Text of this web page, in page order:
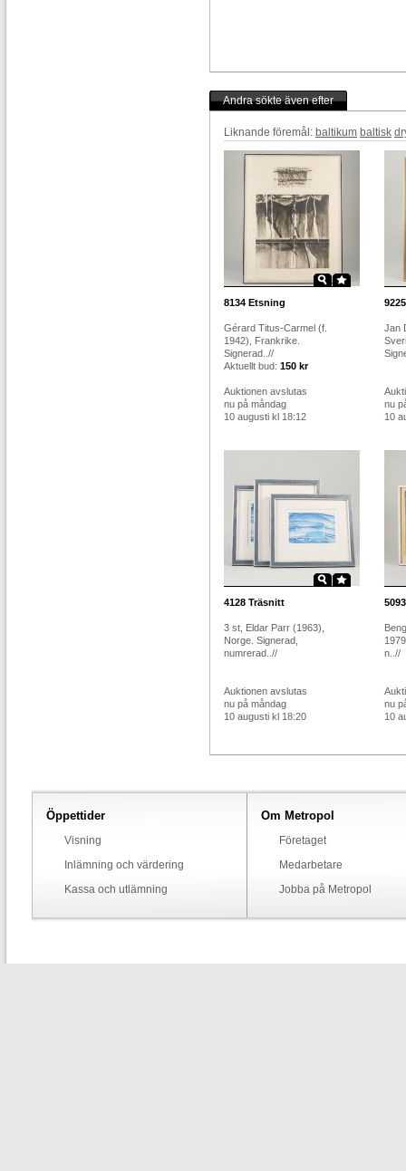
Andra sökte även efter
Liknande föremål: baltikum baltisk
8134 Etsning
Gérard Titus-Carmel (f.
1942), Frankrike.
Signerad..//
Aktuellt bud: 150 kr
Auktionen avslutas
nu på måndag
10 augusti kl 18:12
9225
Jan
nu
10
4128 Träsnitt
3 st, Eldar Parr (1963),
Norge. Signerad,
numrerad..//
Auktionen avslutas
nu på måndag
10 augusti kl 18:20
5093
n..//
nu
10
Öppettider
Visning
Inlämning och värdering
Kassa och utlämning
Om Metropol
Företaget
Medarbetare
Jobba på Metropol